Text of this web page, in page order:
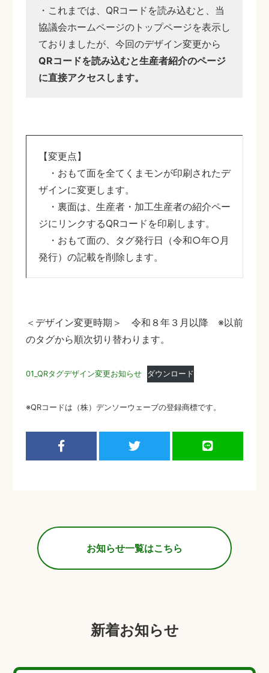
・これまでは、QRコードを読み込むと、当
協議会ホームページのトップページを表示し
ておりましたが、今回のデザイン変更から
QRコードを読み込むと生産者紹介のページ
に直接アクセスします。
【変更点】
・おもて面を全てくまモンが印刷されたデ
ザインに変更します。
・裏面は、生産者・加工生産者の紹介ペー
ジにリンクするQRコードを印刷します。
・おもて面の、タグ発行日（令和○年○月
発行）の記載を削除します。
＜デザイン変更時期＞ 令和８年３月以降 ※以前
のタグから順次切り替わります。
01_QRタグデザイン変更お知らせ ダウンロード
※QRコードは（株）デンソーウェーブの登録商標です。
お知らせ一覧はこちら
新着お知らせ